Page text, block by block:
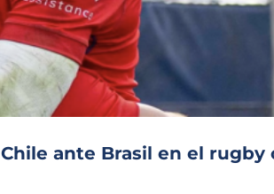
Archivo Sonoro
ante Brasil en el rugby